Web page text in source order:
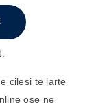
cilesi te larte
ose ne